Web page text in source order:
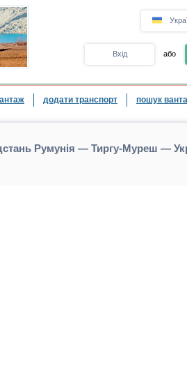
Вхід або
додати транспорт пошук
Румунія — Тиргу-Муреш —